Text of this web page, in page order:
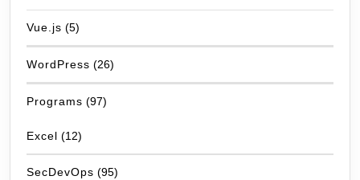
Vue.js (5)
WordPress (26)
Programs (97)
Excel (12)
SecDevOps (95)